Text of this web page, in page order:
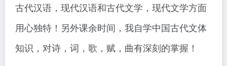
古代汉语，现代汉语和古代文学，现代文学方面
用心独特！另外课余时间，我自学中国古代文体
知识，对诗，词，歌，赋，曲有深刻的掌握！